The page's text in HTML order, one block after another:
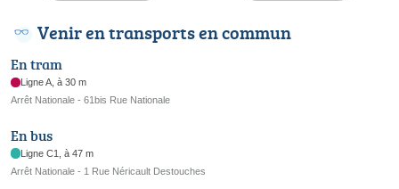
Venir en transports en commun
En tram
Ligne A, à 30 m
Arrêt Nationale - 61bis Rue Nationale
En bus
Ligne C1, à 47 m
Arrêt Nationale - 1 Rue Néricault Destouches